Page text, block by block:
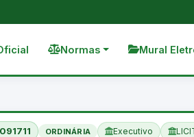
Normas Mural
ORDINÁRIA Executivo